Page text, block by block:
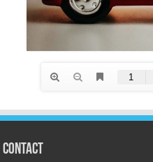
CONTACT